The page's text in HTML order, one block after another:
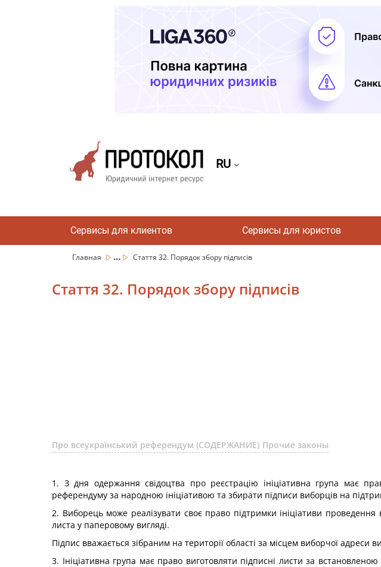
RU
Сервисы для клиентов Сервисы для юристов
Главная ... Стаття 32. Порядок збору підписів
Стаття 32. Порядок збору підписів
Про всеукраїнський референдум (СОДЕРЖАНИЕ) Прочие законы
1. З дня одержання свідоцтва про реєстрацію ініціативна група має
референдуму за народною ініціативою та збирати підписи виборців на
2. Виборець може реалізувати своє право підтримки ініціативи
листа у паперовому вигляді.
Підпис вважається зібраним на території області за місцем виборчої адреси
3. Ініціативна група має право виготовляти підписні листи за